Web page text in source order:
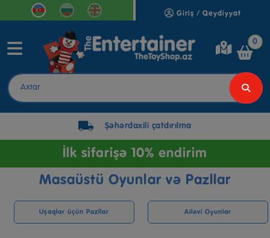
Giriş / Qeydiyyat
0
Şəhərdaxili çatdırılma
İlk sifarişə 10% endirim
Masaüstü Oyunlar və Pazllar
Uşaqlar üçün Pazllar Ailəvi Oyunlar